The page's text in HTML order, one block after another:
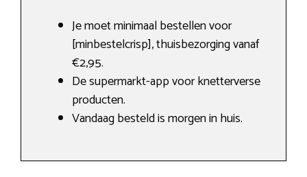
Je moet minimaal bestellen voor
[minbestelcrisp], thuisbezorging vanaf
€2,95.
De supermarkt-app voor knetterverse
producten.
Vandaag besteld is morgen in huis.